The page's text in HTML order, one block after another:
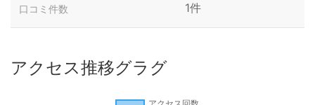
口コミ件数 1件
アクセス推移グラグ